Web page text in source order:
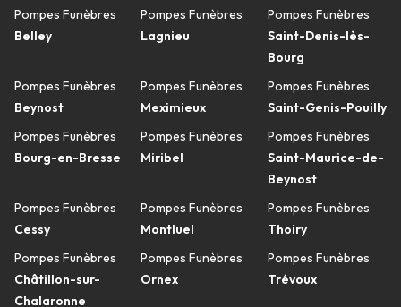
Pompes Funèbres
Belley
Pompes Funèbres
Beynost
Pompes Funèbres
Bourg-en-Bresse
Pompes Funèbres
Cessy
Pompes Funèbres
Châtillon-sur-
Chalaronne
Pompes Funèbres
Lagnieu
Pompes Funèbres
Meximieux
Pompes Funèbres
Miribel
Pompes Funèbres
Montluel
Pompes Funèbres
Ornex
Pompes Funèbres
Saint-Denis-lès-
Bourg
Pompes Funèbres
Saint-Genis-Pouilly
Pompes Funèbres
Saint-Maurice-de-
Beynost
Pompes Funèbres
Thoiry
Pompes Funèbres
Trévoux